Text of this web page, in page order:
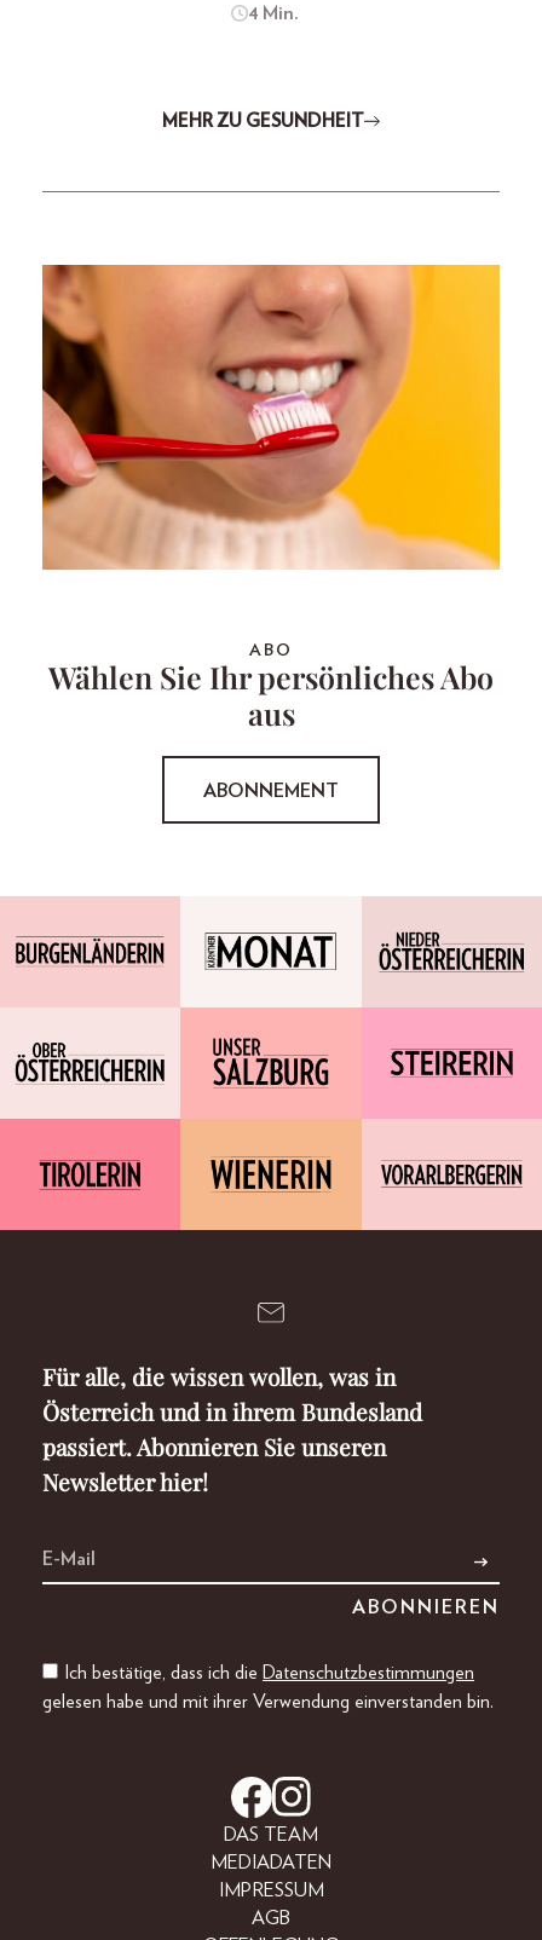
4 Min.
MEHR ZU GESUNDHEIT
ABO
Wählen Sie Ihr persönliches Abo
aus
ABONNEMENT
Für alle, die wissen wollen, was in
Österreich und in ihrem Bundesland
passiert. Abonnieren Sie unseren
Newsletter hier!
Ich bestätige, dass ich die Datenschutzbestimmungen
gelesen habe und mit ihrer Verwendung einverstanden bin.
DAS TEAM
MEDIADATEN
IMPRESSUM
AGB